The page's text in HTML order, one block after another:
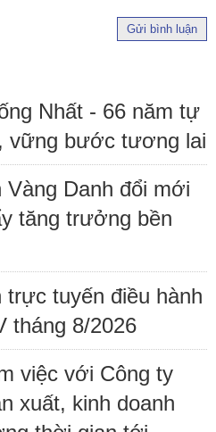
Gửi bình luận
Nhất - 66 năm tự
vững bước tương lai
Vàng Danh đổi mới
tăng trưởng bền
trực tuyến điều hành
tháng 8/2026
việc với Công ty
xuất, kinh doanh